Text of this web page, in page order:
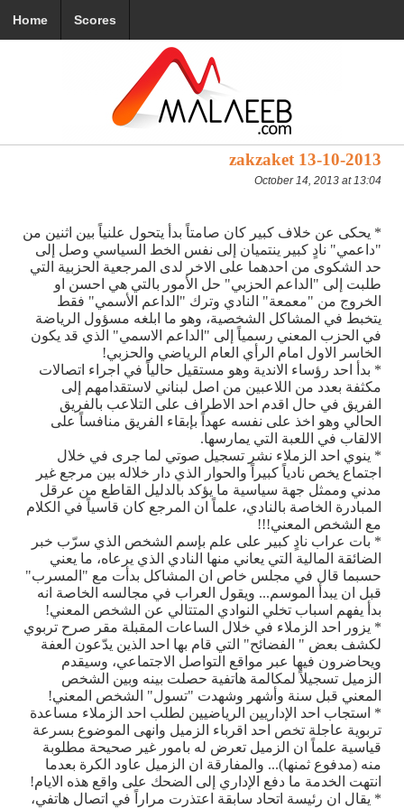
Home Scores
zakzaket 13-10-2013
October 14, 2013 at 13:04
* يحكى عن خلاف كبير كان صامتاً بدأ يتحول علنياً بين اثنين من
"داعمي" نادٍ كبير ينتميان إلى نفس الخط السياسي وصل إلى
حد الشكوى من احدهما على الاخر لدى المرجعية الحزبية التي
طلبت إلى "الداعم الحزبي" حل الأمور بالتي هي احسن او
الخروج من "معمعة" النادي وترك "الداعم الأسمي" فقط
يتخبط في المشاكل الشخصية، وهو ما ابلغه مسؤول الرياضة
في الحزب المعني رسمياً إلى "الداعم الاسمي" الذي قد يكون
الخاسر الاول امام الرأي العام الرياضي والحزبي!
* بدأ احد رؤساء الاندية وهو مستقيل حالياً في اجراء اتصالات
مكثفة بعدد من اللاعبين من اصل لبناني لاستقدامهم إلى
الفريق في حال اقدم احد الاطراف على التلاعب بالفريق
الحالي وهو اخذ على نفسه عهداً بإبقاء الفريق منافساً على
الالقاب في اللعبة التي يمارسها.
* ينوي احد الزملاء نشر تسجيل صوتي لما جرى في خلال
اجتماع يخص نادياً كبيراً والحوار الذي دار خلاله بين مرجع غير
مدني وممثل جهة سياسية ما يؤكد بالدليل القاطع من عرقل
المبادرة الخاصة بالنادي، علماً ان المرجع كان قاسياً في الكلام
مع الشخص المعني!!!
* بات عراب نادٍ كبير على علم بإسم الشخص الذي سرّب خبر
الضائقة المالية التي يعاني منها النادي الذي يرعاه، ما يعني
حسبما قال في مجلس خاص ان المشاكل بدأت مع "المسرب"
قبل ان يبدأ الموسم... ويقول العراب في مجالسه الخاصة انه
بدأ يفهم اسباب تخلي النوادي المتتالي عن الشخص المعني!
* يزور احد الزملاء في خلال الساعات المقبلة مقر صرح تربوي
لكشف بعض " الفضائح" التي قام بها احد الذين يدّعون العفة
ويحاضرون فيها عبر مواقع التواصل الاجتماعي، وسيقدم
الزميل تسجيلاً لمكالمة هاتفية حصلت بينه وبين الشخص
المعني قبل سنة وأشهر وشهدت "تسول" الشخص المعني!
* استجاب احد الإداريين الرياضيين لطلب احد الزملاء مساعدة
تربوية عاجلة تخص احد اقرباء الزميل وانهى الموضوع بسرعة
قياسية علماً ان الزميل تعرض له بامور غير صحيحة مطلوبة
منه (مدفوع ثمنها)... والمفارقة ان الزميل عاود الكرة بعدما
انتهت الخدمة ما دفع الإداري إلى الضحك على واقع هذه الايام!
* يقال ان رئيسة اتحاد سابقة اعتذرت مراراً في اتصال هاتفي،